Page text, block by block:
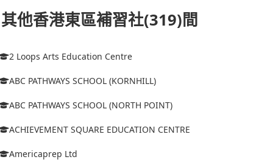
其他香港東區補習社(319)間
2 Loops Arts Education Centre
ABC PATHWAYS SCHOOL (KORNHILL)
ABC PATHWAYS SCHOOL (NORTH POINT)
ACHIEVEMENT SQUARE EDUCATION CENTRE
Americaprep Ltd